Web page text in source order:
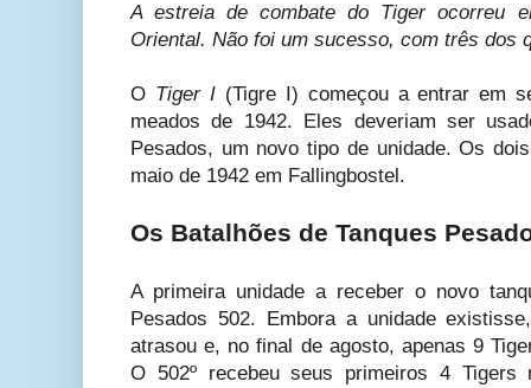
A estreia de combate do Tiger ocorreu
Oriental. Não foi um sucesso, com três dos
O Tiger I(Tigre I) começou a entrar em
meados de 1942. Eles deveriam ser
Pesados, um novo tipo de unidade. Os
maio de 1942 em Fallingbostel.
Os Batalhões de Tanques
A primeira unidade a receber o novo
Pesados 502. Embora a unidade
atrasou e, no final de agosto, apenas 9
O 502º recebeu seus primeiros 4